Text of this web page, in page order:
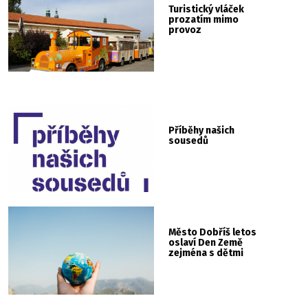
Turistický vláček
prozatím mimo
provoz
Příběhy našich
sousedů
Město Dobříš letos
oslaví Den Země
zejména s dětmi